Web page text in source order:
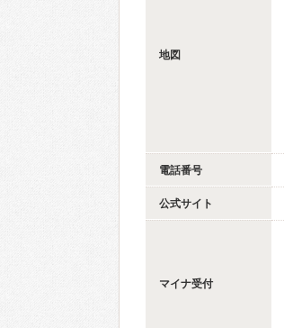
地図
電話番号
公式サイト
マイナ受付